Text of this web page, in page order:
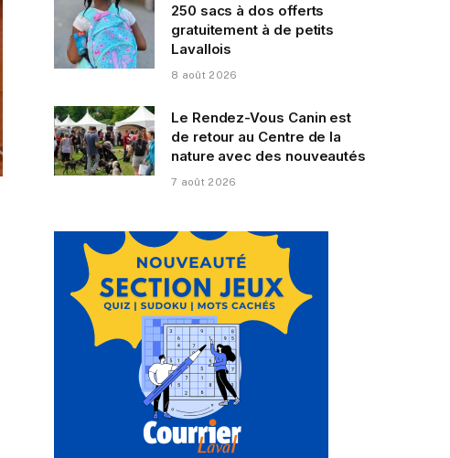
250 sacs à dos offerts
gratuitement à de petits
Lavallois
8 août 2026
Le Rendez-Vous Canin est
de retour au Centre de la
nature avec des nouveautés
7 août 2026